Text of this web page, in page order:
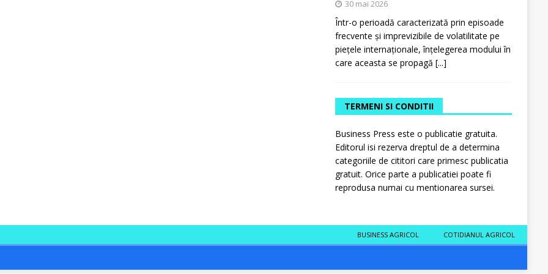
30 mai 2026
Într-o perioadă caracterizată prin episoade
frecvente și imprevizibile de volatilitate pe
piețele internaționale, înțelegerea modului în
care aceasta se propagă [...]
TERMENI SI CONDITII
Business Press este o publicatie gratuita.
Editorul isi rezerva dreptul de a determina
categoriile de cititori care primesc publicatia
gratuit. Orice parte a publicatiei poate fi
reprodusa numai cu mentionarea sursei.
BUSINESS AGRICOL COTIDIANUL AGRICOL